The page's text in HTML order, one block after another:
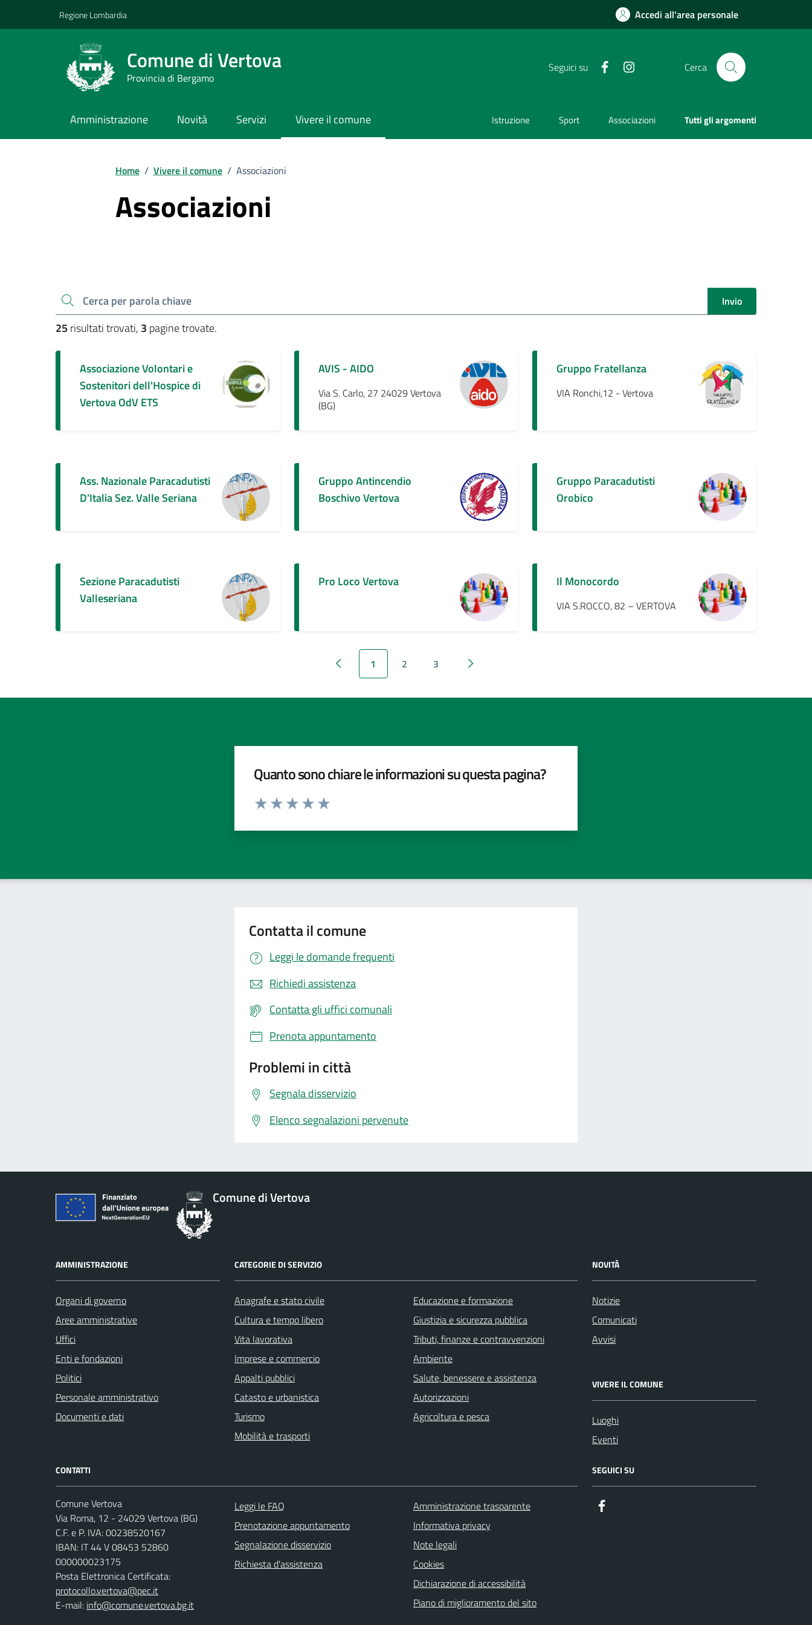
Regione Lombardia Accedi all'area personale
Comune di Vertova
Provincia di Bergamo
Seguici su Facebook Cerca
Amministrazione Novità Servizi Vivere il comune Istruzione Sport Associazioni Tutti gli argomenti
Home / Vivere il comune / Associazioni
Associazioni
Cerca una parola chiave Invio
25 risultati trovati, 3 pagine trovate.
Associazione Volontari e
Sostenitori dell'Hospice di
Vertova OdV ETS
AVIS - AIDO
Via S. Carlo, 27 24029 Vertova
(BG)
Gruppo Fratellanza
VIA Ronchi,12 - Vertova
Ass. Nazionale Paracadutisti
D’Italia Sez. Valle Seriana
Gruppo Antincendio
Boschivo Vertova
Gruppo Paracadutisti
Orobico
Sezione Paracadutisti
Valleseriana
Pro Loco Vertova Il Monocordo
VIA S.ROCCO, 82 – VERTOVA
Pagina precedente
1 2 3 Pagina successiva
Quanto sono chiare le informazioni su questa pagina?
Valuta da 1 a 5 stelle la pagina
Contatta il comune
Leggi le domande frequenti
Richiedi assistenza
Contatta gli uffici comunali
Prenota appuntamento
Problemi in città
Segnala disservizio
Elenco segnalazioni pervenute
Comune di Vertova
AMMINISTRAZIONE
Organi di governo
Aree amministrative
Uffici
Enti e fondazioni
Politici
Personale amministrativo
Documenti e dati
CATEGORIE DI SERVIZIO
Anagrafe e stato civile
Cultura e tempo libero
Vita lavorativa
Imprese e commercio
Appalti pubblici
Catasto e urbanistica
Turismo
Mobilità e trasporti
Educazione e formazione
Giustizia e sicurezza pubblica
Tributi, finanze e contravvenzioni
Ambiente
Salute, benessere e assistenza
Autorizzazioni
Agricoltura e pesca
NOVITÀ
Notizie
Comunicati
Avvisi
VIVERE IL COMUNE
Luoghi
Eventi
CONTATTI
Comune Vertova
Via Roma, 12 - 24029 Vertova (BG)
C.F. e P. IVA: 00238520167
IBAN: IT 44 V 08453 52860
000000023175
Posta Elettronica Certificata:
protocollo.vertova@pec.it
E-mail: info@comune.vertova.bg.it
Leggi le FAQ
Prenotazione appuntamento
Segnalazione disservizio
Richiesta d'assistenza
Amministrazione trasparente
Informativa privacy
Note legali
Cookies
Dichiarazione di accessibilità
Piano di miglioramento del sito
SEGUICI SU